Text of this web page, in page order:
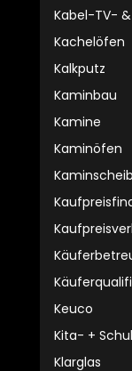
Kabel-TV-
Kachelöfen
Kalkputz
Kaminbau
Kamine
Kaminöfen
Keuco
Kita- +
Klarglas